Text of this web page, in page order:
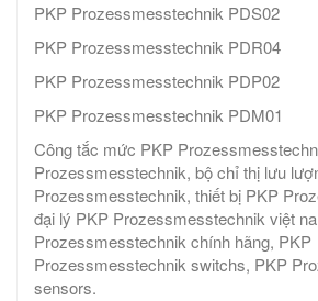
PKP Prozessmesstechnik PDS02
PKP Prozessmesstechnik PDR04
PKP Prozessmesstechnik PDP02
PKP Prozessmesstechnik PDM01
Công tắc mức PKP
Prozessmesstechnik, bộ chỉ thị lưu
Prozessmesstechnik, thiết bị PKP
đại lý PKP Prozessmesstechnik việt
Prozessmesstechnik chính hãng​, PKP
Prozessmesstechnik switchs, PKP
sensors.